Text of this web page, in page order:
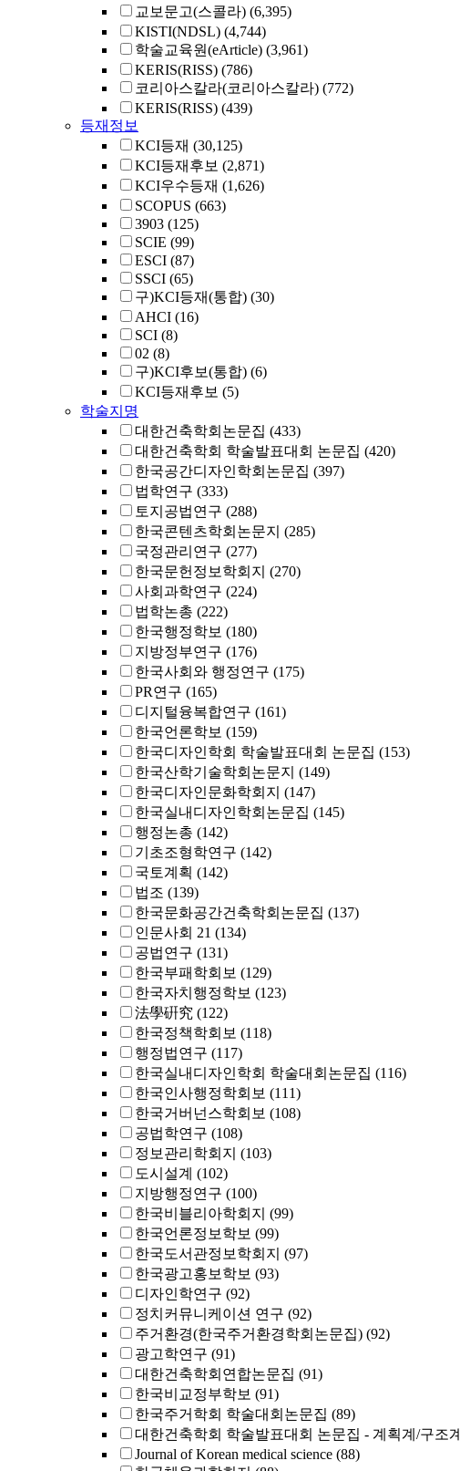
교보문고(스콜라) (6,395)
KISTI(NDSL) (4,744)
학술교육원(eArticle) (3,961)
KERIS(RISS) (786)
코리아스칼라(코리아스칼라) (772)
KERIS(RISS) (439)
등재정보
KCI등재 (30,125)
KCI등재후보 (2,871)
KCI우수등재 (1,626)
SCOPUS (663)
3903 (125)
SCIE (99)
ESCI (87)
SSCI (65)
구)KCI등재(통합) (30)
AHCI (16)
SCI (8)
02 (8)
구)KCI후보(통합) (6)
KCI등재후보 (5)
학술지명
대한건축학회논문집 (433)
대한건축학회 학술발표대회 논문집 (420)
한국공간디자인학회논문집 (397)
법학연구 (333)
토지공법연구 (288)
한국콘텐츠학회논문지 (285)
국정관리연구 (277)
한국문헌정보학회지 (270)
사회과학연구 (224)
법학논총 (222)
한국행정학보 (180)
지방정부연구 (176)
한국사회와 행정연구 (175)
PR연구 (165)
디지털융복합연구 (161)
한국언론학보 (159)
한국디자인학회 학술발표대회 논문집 (153)
한국산학기술학회논문지 (149)
한국디자인문화학회지 (147)
한국실내디자인학회논문집 (145)
행정논총 (142)
기초조형학연구 (142)
국토계획 (142)
법조 (139)
한국문화공간건축학회논문집 (137)
인문사회 21 (134)
공법연구 (131)
한국부패학회보 (129)
한국자치행정학보 (123)
法學硏究 (122)
한국정책학회보 (118)
행정법연구 (117)
한국실내디자인학회 학술대회논문집 (116)
한국인사행정학회보 (111)
한국거버넌스학회보 (108)
공법학연구 (108)
정보관리학회지 (103)
도시설계 (102)
지방행정연구 (100)
한국비블리아학회지 (99)
한국언론정보학보 (99)
한국도서관정보학회지 (97)
한국광고홍보학보 (93)
디자인학연구 (92)
정치커뮤니케이션 연구 (92)
주거환경(한국주거환경학회논문집) (92)
광고학연구 (91)
대한건축학회연합논문집 (91)
한국비교정부학보 (91)
한국주거학회 학술대회논문집 (89)
대한건축학회 학술발표대회 논문집 - 계획계/구조계
Journal of Korean medical science (88)